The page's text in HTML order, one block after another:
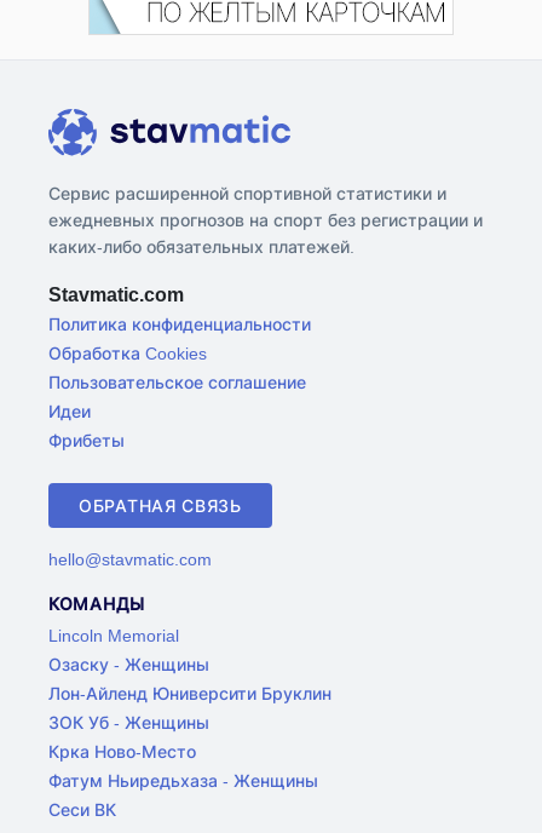
Сервис расширенной спортивной статистики и
ежедневных прогнозов на спорт без регистрации и
каких-либо обязательных платежей.
Stavmatic.com
Политика конфиденциальности
Обработка Cookies
Пользовательское соглашение
Идеи
Фрибеты
ОБРАТНАЯ СВЯЗЬ
hello@stavmatic.com
КОМАНДЫ
Lincoln Memorial
Озаску - Женщины
Лон-Айленд Юниверсити Бруклин
ЗОК Уб - Женщины
Крка Ново-Место
Фатум Ньиредьхаза - Женщины
Сеси ВК